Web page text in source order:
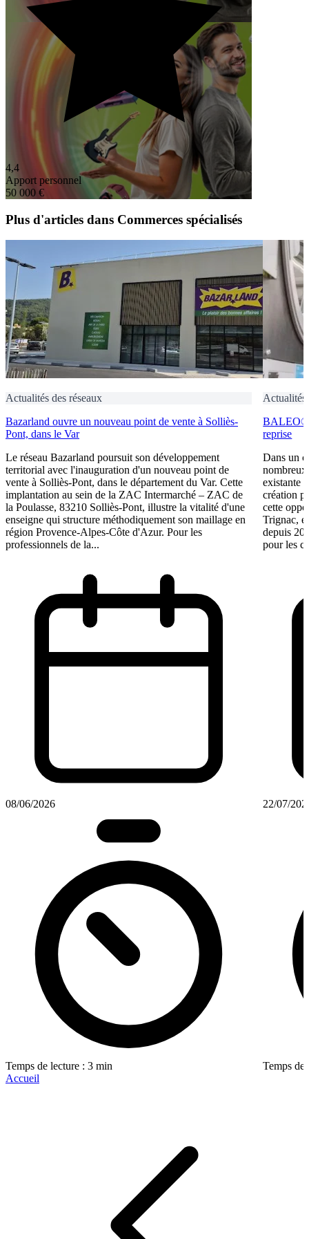
4,4
Apport personnel
50 000 €
Plus d'articles dans Commerces spécialisés
Actualités des réseaux
Bazarland ouvre un nouveau point de vente à Solliès-
Pont, dans le Var
Le réseau Bazarland poursuit son développement
territorial avec l'inauguration d'un nouveau point de
vente à Solliès-Pont, dans le département du Var. Cette
implantation au sein de la ZAC Intermarché – ZAC de
la Poulasse, 83210 Solliès-Pont, illustre la vitalité d'une
enseigne qui structure méthodiquement son maillage en
région Provence-Alpes-Côte d'Azur. Pour les
professionnels de la...
08/06/2026
Temps de lecture : 3 min
Actualités
BALEO®
reprise
Dans un
nombreux
existante
création
cette
Trignac,
depuis
pour les
22/07/
Temps de
Accueil